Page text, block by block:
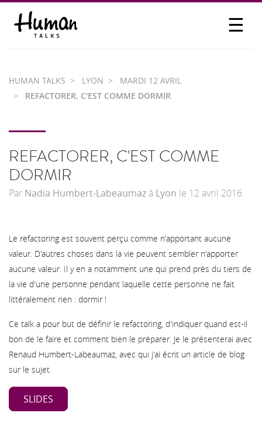
☰
PARTICIPER
HUMAN TALKS LYON
MARDI 12 AVRIL
REFACTORER, C'EST COMME DORMIR
REFACTORER, C'EST COMME
DORMIR
Par Nadia Humbert-Labeaumaz à Lyon le 12 avril 2016
Le refactoring est souvent perçu comme n'apportant aucune
valeur. D'autres choses dans la vie peuvent sembler n'apporter
aucune valeur. Il y en a notamment une qui prend près du tiers de
la vie d'une personne pendant laquelle cette personne ne fait
littéralement rien : dormir !
Ce talk a pour but de définir le refactoring, d'indiquer quand est-il
bon de le faire et comment bien le préparer. Je le présenterai avec
Renaud Humbert-Labeaumaz, avec qui j'ai écrit un article de blog
sur le sujet.
SLIDES